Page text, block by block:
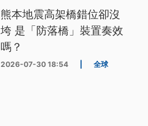
熊本地震高架橋錯位卻沒
垮 是「防落橋」裝置奏效
嗎？
2026-07-30 18:54 全球